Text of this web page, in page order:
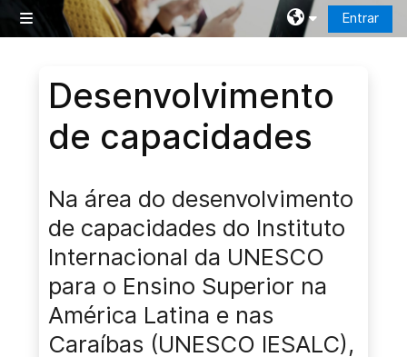
Ir para o conteúdo principal
Painel lateral
Entrar
Blocos
Desenvolvimento
de capacidades
Na área do desenvolvimento
de capacidades do Instituto
Internacional da UNESCO
para o Ensino Superior na
América Latina e nas
Caraíbas (UNESCO IESALC),